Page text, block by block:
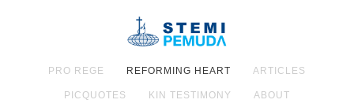
PRO REGE REFORMING HEART ARTICLES
PICQUOTES KIN TESTIMONY ABOUT